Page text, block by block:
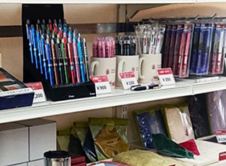
電子辞書[教科書販売サイト]
自動車学校
スーツ
専門学校
卒業式 衣裳レンタル
レンタカー